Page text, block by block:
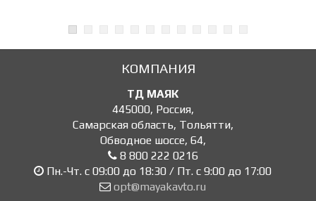
КОМПАНИЯ
ТД МАЯК
445000, Россия,
Самарская область, Тольятти,
Обводное шоссе, 64,
8 800 222 0216
Пн.-Чт. с 09:00 до 18:30 / Пт. с 9:00 до 17:00
opt@mayakavto.ru